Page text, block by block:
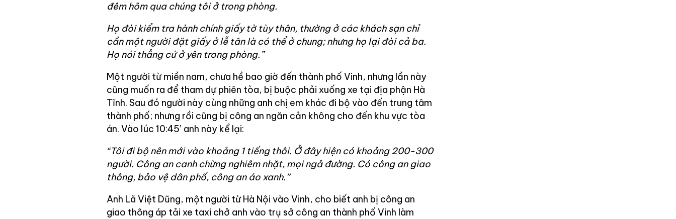
đêm hôm qua chúng tôi ở trong phòng.
Họ đòi kiểm tra hành chính giấy tờ tùy thân, thường ở các khách sạn chỉ
cần một người đặt giấy ở lễ tân là có thể ở chung; nhưng họ lại đòi cả ba.
Họ nói thẳng cứ ở yên trong phòng.”
Một người từ miền nam, chưa hề bao giờ đến thành phố Vinh, nhưng lần này
cũng muốn ra để tham dự phiên tòa, bị buộc phải xuống xe tại địa phận Hà
Tĩnh. Sau đó người này cùng những anh chị em khác đi bộ vào đến trung tâm
thành phố; nhưng rồi cũng bị công an ngăn cản không cho đến khu vực tòa
án. Vào lúc 10:45’ anh này kể lại:
“Tôi đi bộ nên mới vào khoảng 1 tiếng thôi. Ở đây hiện có khoảng 200-300
người. Công an canh chừng nghiêm nhặt, mọi ngả đường. Có công an giao
thông, bảo vệ dân phố, công an áo xanh.”
Anh Lã Việt Dũng, một người từ Hà Nội vào Vinh, cho biết anh bị công an
giao thông áp tải xe taxi chở anh vào trụ sở công an thành phố Vinh làm